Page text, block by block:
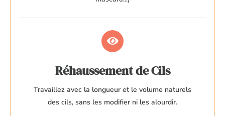
Réhaussement de Cils
Travaillez avec la longueur et le volume naturels
des cils, sans les modifier ni les alourdir.